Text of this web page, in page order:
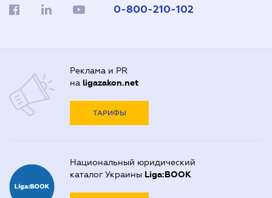
0-800-210-102
Реклама и PR
на ligazakon.net
ТАРИФЫ
Национальный юридический
каталог Украины Liga:BOOK